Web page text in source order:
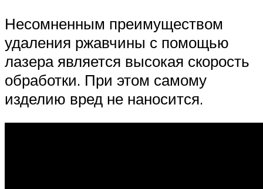
Несомненным преимуществом
удаления ржавчины с помощью
лазера является высокая скорость
обработки. При этом самому
изделию вред не наносится.